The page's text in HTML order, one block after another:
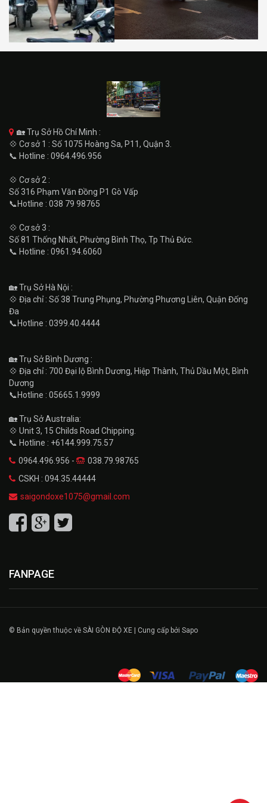
🏡 Trụ Sở Hồ Chí Minh :
💠 Cơ sở 1 : Số 1075 Hoàng Sa, P11, Quận 3.
📞 Hotline : 0964.496.956
💠 Cơ sở 2 :
Số 316 Phạm Văn Đồng P1 Gò Vấp
📞Hotline : 038 79 98765
💠 Cơ sở 3 :
Số 81 Thống Nhất, Phường Bình Thọ, Tp Thủ Đức.
📞 Hotline : 0961.94.6060
🏡 Trụ Sở Hà Nội :
💠 Địa chỉ : Số 38 Trung Phụng, Phường Phương Liên, Quận Đống
Đa
📞Hotline : 0399.40.4444
🏡 Trụ Sở Bình Dương :
💠 Địa chỉ : 700 Đại lộ Bình Dương, Hiệp Thành, Thủ Dầu Một, Bình
Dương
📞Hotline : 05665.1.9999
🏡 Trụ Sở Australia:
💠 Unit 3, 15 Childs Road Chipping.
📞 Hotline : +6144.999.75.57
0964.496.956 -
038.79.98765
CSKH : 094.35.44444
saigondoxe1075@gmail.com
FANPAGE
© Bản quyền thuộc về SÀI GÒN ĐỘ XE | Cung cấp bởi Sapo